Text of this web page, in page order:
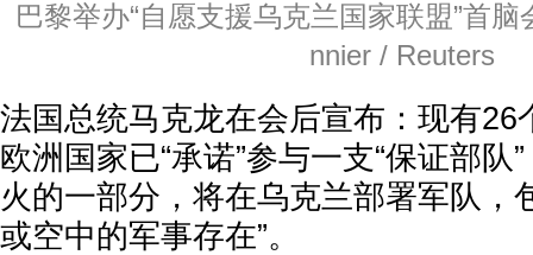
巴黎举办“自愿支援乌克兰国家联盟”首
nnier / Reuters
法国总统马克龙在会后宣布：现有
欧洲国家已“承诺”参与一支“保证部队
火的一部分，将在乌克兰部署军队，
或空中的军事存在”。